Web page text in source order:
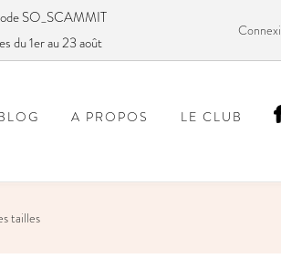
SO_SCAMMIT
du 1er au 23 août
A PROPOS LE CLUB
tailles